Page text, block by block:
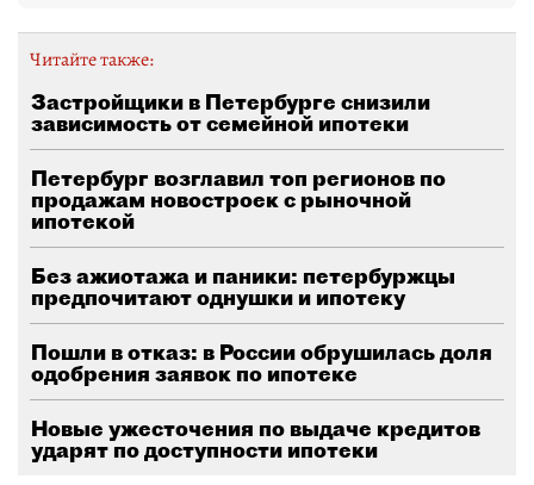
Читайте также:
Застройщики в Петербурге снизили
зависимость от семейной ипотеки
Петербург возглавил топ регионов по
продажам новостроек с рыночной
ипотекой
Без ажиотажа и паники: петербуржцы
предпочитают однушки и ипотеку
Пошли в отказ: в России обрушилась доля
одобрения заявок по ипотеке
Новые ужесточения по выдаче кредитов
ударят по доступности ипотеки